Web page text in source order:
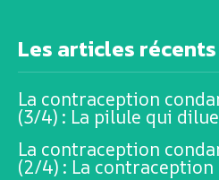
Les articles récents
La contraception
(3/4) : La pilule qui
La contraception
(2/4) : La